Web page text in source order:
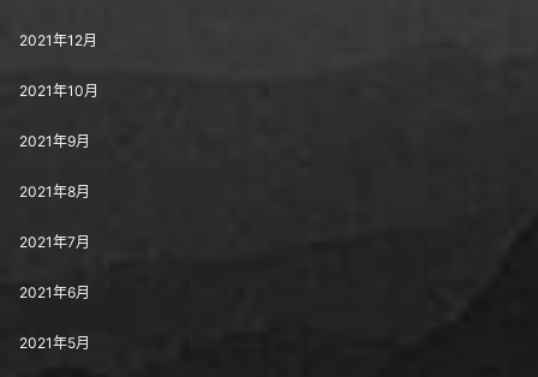
2021年12月
2021年10月
2021年9月
2021年8月
2021年7月
2021年6月
2021年5月